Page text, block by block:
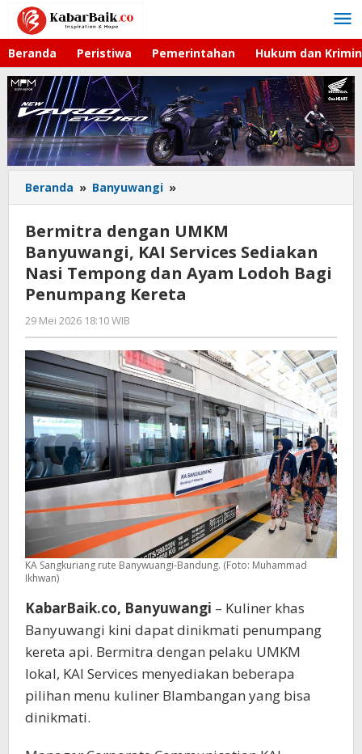
Lewati
konten
Beranda Peristiwa Pemerintahan Hukum dan
Beranda » Banyuwangi »
dengan
Banyuwangi,
KAI
Services
Sediakan
dan
Ayam
Lodoh
Bagi
Penumpang
Kereta
Bermitra dengan UMKM
Banyuwangi, KAI Services Sediakan
Nasi Tempong dan Ayam Lodoh Bagi
Penumpang Kereta
29 Mei 2026 18:10 WIB
Faisal
KA Sangkuriang rute Banywuangi-Bandung. (Foto: Muhammad
Ikhwan)
KabarBaik.co, Banyuwangi – Kuliner khas
Banyuwangi kini dapat dinikmati penumpang
kereta api. Bermitra dengan pelaku UMKM
lokal, KAI Services menyediakan beberapa
pilihan menu kuliner Blambangan yang bisa
dinikmati.